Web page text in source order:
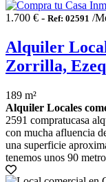
1.700 € - Ref: 02591 /
Alquiler
Zorrilla,
189 m²
Alquiler Locales
2591 compratucasa
con mucha afluencia
una superficie
tenemos unos 90